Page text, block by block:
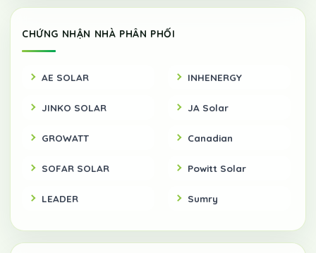
CHỨNG NHẬN NHÀ PHÂN PHỐI
AE SOLAR
JINKO SOLAR
GROWATT
SOFAR SOLAR
LEADER
INHENERGY
JA Solar
Canadian
Powitt Solar
Sumry